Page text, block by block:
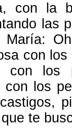
con la
las
María:
con
con los
con los
te